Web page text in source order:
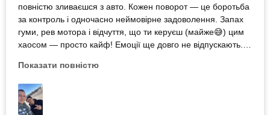
повністю зливаєшся з авто. Кожен поворот — це боротьба
за контроль і одночасно неймовірне задоволення. Запах
гуми, рев мотора і відчуття, що ти керуєш (майже😅) цим
хаосом — просто кайф! Емоції ще довго не відпускають.
Дякую💪🤝
Показати повністю